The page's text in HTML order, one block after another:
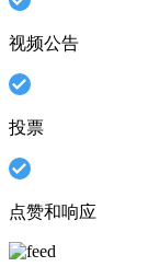
视频公告
投票
点赞和响应